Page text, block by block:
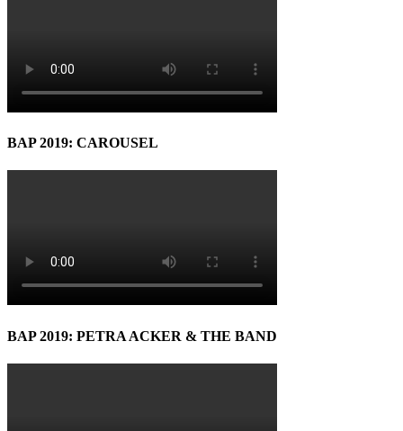
BAP 2019: CAROUSEL
BAP 2019: PETRA ACKER & THE BAND